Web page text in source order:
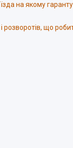
на якому
розворотів, що